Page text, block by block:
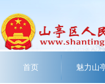
首页 魅力山